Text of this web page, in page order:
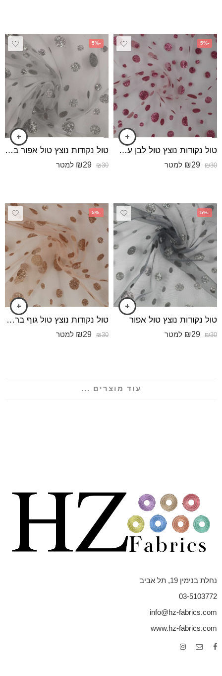
-5%
טול נקודות נוצץ טול לבן עם נקודות ורוד
₪30
₪29 למטר
-5%
טול נקודות נוצץ טול אפור בהיר עם נקודות כסוף
₪30
₪29 למטר
-5%
טול נקודות נוצץ טול אפור
₪30
₪29 למטר
-5%
טול נקודות נוצץ טול גוף ברונזה
₪30
₪29 למטר
עוד מוצרים ...
נחלת בנימין 19, תל אביב
03-5103772
info@hz-fabrics.com
www.hz-fabrics.com